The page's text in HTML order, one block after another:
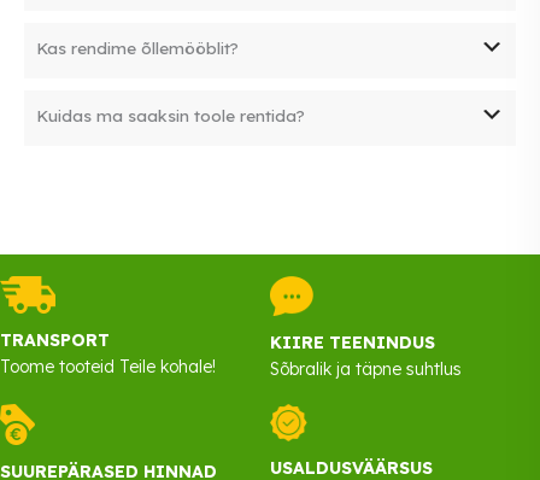
Kas rendime õllemööblit?
öllemööbli komplektid. Laudasid ja pinke on võimalik ka
Kuidas ma saaksin toole rentida?
TRANSPORT
Toome tooteid Teile kohale!
KIIRE TEENINDUS
Sõbralik ja täpne suhtlus
SUUREPÄRASED HINNAD
USALDUSVÄÄRSUS